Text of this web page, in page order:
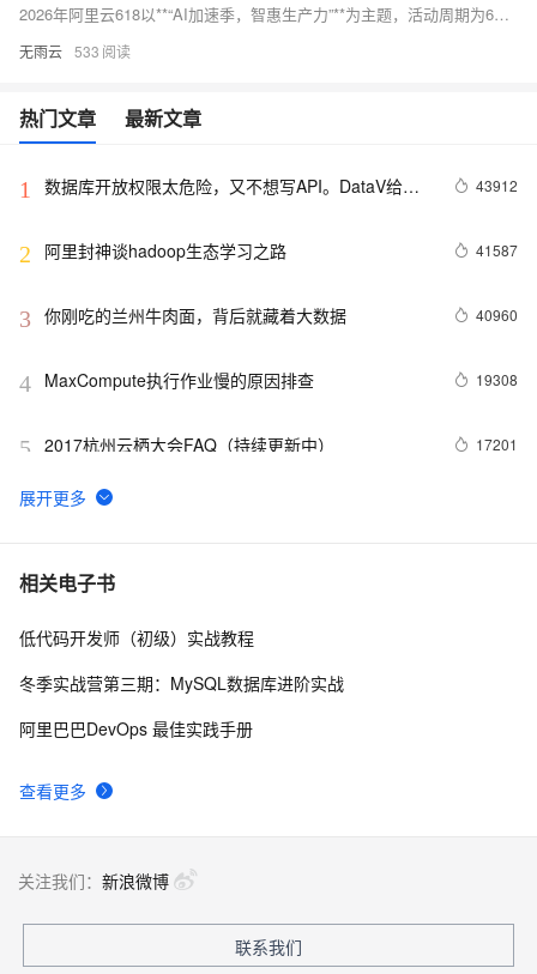
2026年阿里云618以**“AI加速季，智惠生产力”**为主题，活动周期为6月1日至6月30日，为期30天，是阿里云年度力度最大的云产品促销活动。本次大促投入**5亿元算力补贴**，覆盖轻量应用服务器、ECS云服务器、GPU高性能实例、数据库、AI大模型、存储与CDN等全品类产品，构建“新客秒杀、老客同价、企业补贴、AI特惠”的完整优惠体系。政策层面打破行业“首年低价、次年涨价”的痛点，推出**续费同价至2029年**、**新老用户权益互通**、**企业迁云高额补贴**等核心规则，同时将AI产品纳入优惠核心，通义千问主力模型直降97%，GPU实例低至1.5折。本文从活动基础信息、核心优惠政策
无雨云 533
热门文章 最新文章
1
数据库开放权限太危险，又不想写API。DataV给你
43912
2 阿里封神谈hadoop生态学习之路 41587
3 你刚吃的兰州牛肉面，背后就藏着大数据 40960
4 MaxCompute执行作业慢的原因排查 19308
5 2017杭州云栖大会FAQ（持续更新中） 17201
6
［ETL实践指南］基于Kettle的MaxCompute插件实
7 搜索双链路实时计算体系@双11实战
8 新版发布功能上线，新增「大屏快照」功能！
相关电子书
查看更多
低代码开发师（初级）实战教程
冬季实战营第三期：MySQL数据库进阶实战
阿里巴巴DevOps 最佳实践手册
关注我们： 新浪微博
联系我们